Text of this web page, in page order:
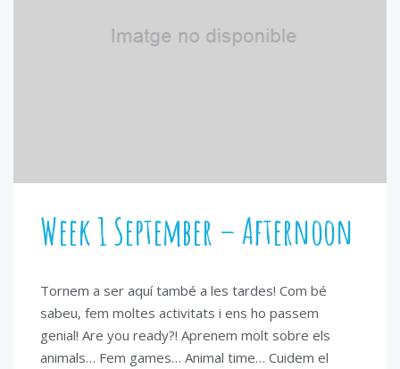
Week 1 September – Afternoon
Tornem a ser aquí també a les tardes! Com bé
sabeu, fem moltes activitats i ens ho passem
genial! Are you ready?! Aprenem molt sobre els
animals… Fem games… Animal time… Cuidem el